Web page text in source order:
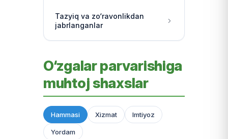
Tazyiq va zo‘ravonlikdan
jabrlanganlar
O‘zgalar parvarishiga
muhtoj shaxslar
Hammasi Xizmat Imtiyoz
Yordam